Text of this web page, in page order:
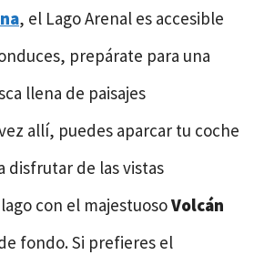
, el Lago Arenal es accesible
prepárate para una
llena de paisajes
allí, puedes aparcar tu coche
disfrutar de las vistas
con el majestuosoVolcán
fondo. Si prefieres el